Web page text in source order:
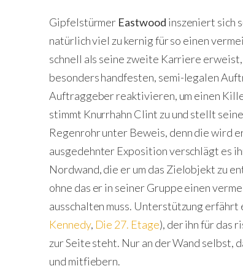
Gipfelstürmer Eastwood inszeniert sich
natürlich viel zu kernig für so einen
schnell als seine zweite Karriere
besonders handfesten, semi-legalen
Auftraggeber reaktivieren, um einen
stimmt Knurrhahn Clint zu und stellt
Regenrohr unter Beweis, denn die wird
ausgedehnter Exposition verschlägt es
Nordwand, die er um das Zielobjekt zu
ohne das er in seiner Gruppe einen
ausschalten muss. Unterstützung
Kennedy, Die 27. Etage), der ihn für das
zur Seite steht. Nur an der Wand selbst,
und mitfiebern.